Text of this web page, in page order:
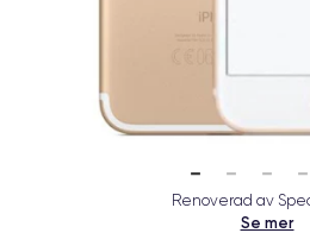
Renoverad av
Se mer